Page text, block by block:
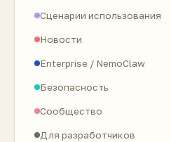
Сценарии использования
Новости
Enterprise / NemoClaw
Безопасность
Сообщество
Для разработчиков